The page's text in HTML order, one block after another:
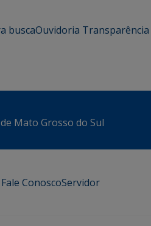
buscaOuvidoria Transparência
Mato Grosso do Sul
Fale ConoscoServidor